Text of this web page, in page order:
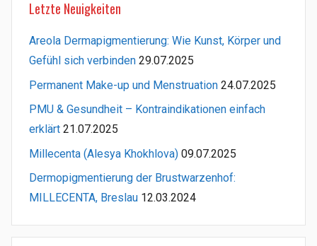
Letzte Neuigkeiten
Areola Dermapigmentierung: Wie Kunst, Körper und
Gefühl sich verbinden 29.07.2025
Permanent Make-up und Menstruation 24.07.2025
PMU & Gesundheit – Kontraindikationen einfach
erklärt 21.07.2025
Millecenta (Alesya Khokhlova) 09.07.2025
Dermopigmentierung der Brustwarzenhof:
MILLECENTA, Breslau 12.03.2024